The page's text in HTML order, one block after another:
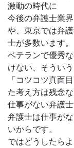
激動の時代に
今後の弁護士業
や、東京では弁
士が多数います。
ベテランで優秀
けない、そうい
「コツコツ真面
た考え方は残念
仕事がない弁護士
弁護士は仕事が
いからです。
ではどうしたら